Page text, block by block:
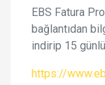
EBS Fatura
bağlantıdan
indirip 15
https://